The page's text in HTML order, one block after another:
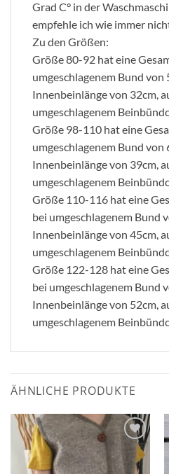
Grad C° in der
empfehle ich wie immer
Zu den Größen:
Größe 80-92 hat eine
umgeschlagenem Bund von
Innenbeinlänge von 32cm,
umgeschlagenem
Größe 98-110 hat eine
umgeschlagenem Bund von
Innenbeinlänge von 39cm,
umgeschlagenem
Größe 110-116 hat eine
bei umgeschlagenem Bund
Innenbeinlänge von 45cm,
umgeschlagenem
Größe 122-128 hat eine
bei umgeschlagenem Bund
Innenbeinlänge von 52cm,
umgeschlagenem
ÄHNLICHE PRODUKTE
Wunschzettel
hinzufügen